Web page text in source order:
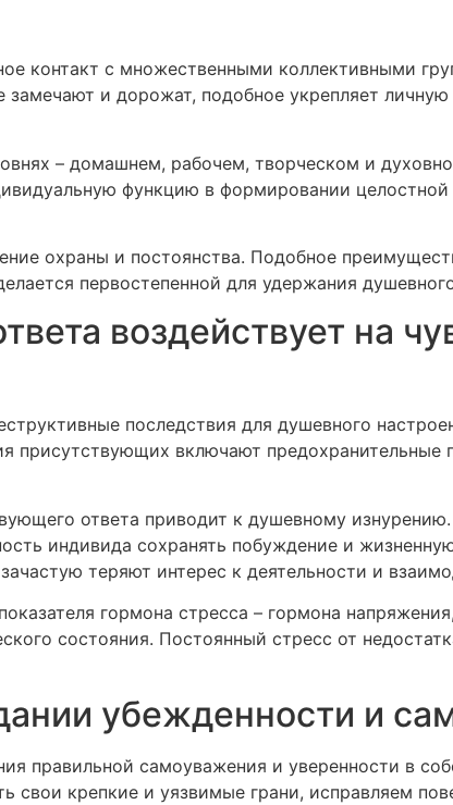
контакт с множественными коллективными
замечают и дорожат, подобное укрепляет
– домашнем, рабочем, творческом и
функцию в формировании целостной
охраны и постоянства. Подобное
первостепенной для удержания
воздействует на
последствия для душевного
присутствующих включают предохранительные
ответа приводит к душевному изнурению.
индивида сохранять побуждение и
теряют интерес к деятельности и
гормона стресса – гормона
состояния. Постоянный стресс от
убежденности и
правильной самоуважения и уверенности в
крепкие и уязвимые грани, исправляем